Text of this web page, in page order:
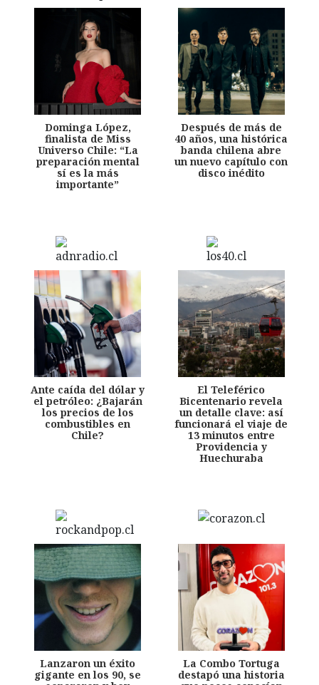
Dominga López,
finalista de Miss
Universo Chile: “La
preparación mental
sí es la más
importante”
Después de más de
40 años, una histórica
banda chilena abre
un nuevo capítulo con
disco inédito
Ante caída del dólar y
el petróleo: ¿Bajarán
los precios de los
combustibles en
Chile?
El Teleférico
Bicentenario revela
un detalle clave: así
funcionará el viaje de
13 minutos entre
Providencia y
Huechuraba
Lanzaron un éxito
gigante en los 90, se
La Combo Tortuga
destapó una historia